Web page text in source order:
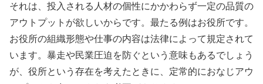
それは、投入される人材の個性にかかわらず一定の品質の
アウトプットが欲しいからです。最たる例はお役所です。
お役所の組織形態や仕事の内容は法律によって規定されて
います。暴走や民業圧迫を防ぐという意味もあるでしょう
が、役所という存在を考えたときに、定常的におなじアウ